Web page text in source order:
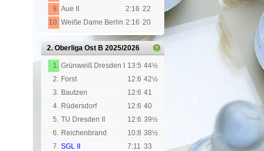
9. Aue II 2:16 22
10. Weiße Dame Berlin 2:16 20
2. Oberliga Ost B 2025/2026
1. Grünweiß Dresden I 13:5 44½
2. Forst 12:6 42½
3. Bautzen 12:6 41
4. Rüdersdorf 12:6 40
5. TU Dresden II 12:6 39½
6. Reichenbrand 10:8 38½
7. SGL II 7:11 33